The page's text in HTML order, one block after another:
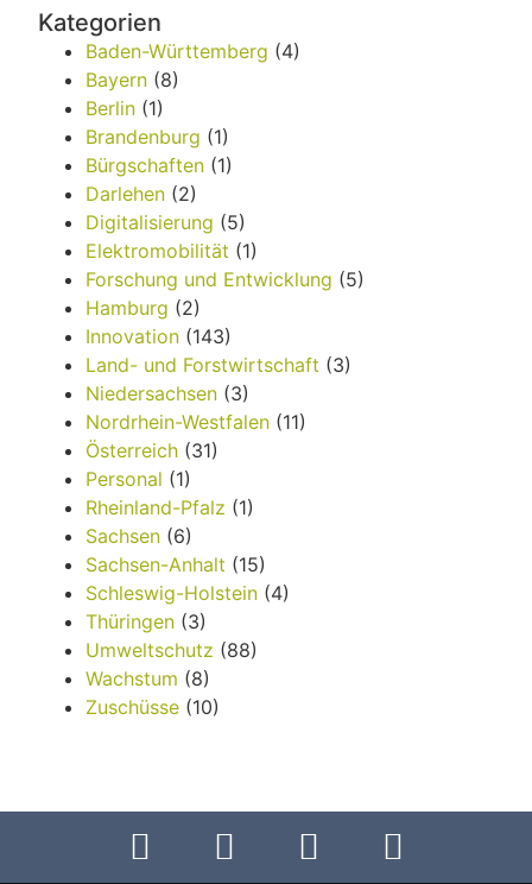
Kategorien
Baden-Württemberg (4)
Bayern (8)
Berlin (1)
Brandenburg (1)
Bürgschaften (1)
Darlehen (2)
Digitalisierung (5)
Elektromobilität (1)
Forschung und Entwicklung (5)
Hamburg (2)
Innovation (143)
Land- und Forstwirtschaft (3)
Niedersachsen (3)
Nordrhein-Westfalen (11)
Österreich (31)
Personal (1)
Rheinland-Pfalz (1)
Sachsen (6)
Sachsen-Anhalt (15)
Schleswig-Holstein (4)
Thüringen (3)
Umweltschutz (88)
Wachstum (8)
Zuschüsse (10)